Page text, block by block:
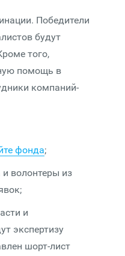
Победители
будут
того,
помощь в
компаний-
фонда;
волонтеры из
и
экспертизу
шорт-лист